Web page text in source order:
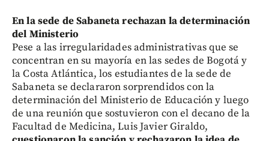
En la sede de Sabaneta rechazan la determinación
del Ministerio
Pese a las irregularidades administrativas que se
concentran en su mayoría en las sedes de Bogotá y
la Costa Atlántica, los estudiantes de la sede de
Sabaneta se declararon sorprendidos con la
determinación del Ministerio de Educación y luego
de una reunión que sostuvieron con el decano de la
Facultad de Medicina, Luis Javier Giraldo,